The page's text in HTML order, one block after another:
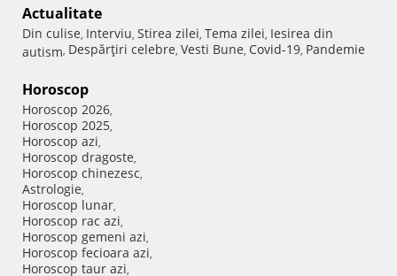
Actualitate
Din culise, Interviu, Stirea zilei, Tema zilei, Iesirea din
autism, Despărţiri celebre, Vesti Bune, Covid-19, Pandemie
Horoscop
Horoscop 2026,
Horoscop 2025,
Horoscop azi,
Horoscop dragoste,
Horoscop chinezesc,
Astrologie,
Horoscop lunar,
Horoscop rac azi,
Horoscop gemeni azi,
Horoscop fecioara azi,
Horoscop taur azi,